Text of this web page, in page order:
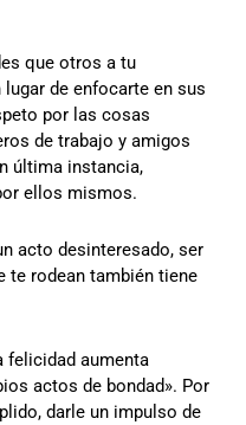
que otros a tu
de enfocarte en sus
por las cosas
de trabajo y amigos
última instancia,
ellos mismos.
acto desinteresado, ser
te rodean también tiene
felicidad aumenta
actos de bondad». Por
darle un impulso de